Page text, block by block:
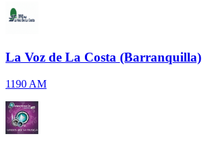
La Voz de La Costa (Barranquilla)
1190 AM